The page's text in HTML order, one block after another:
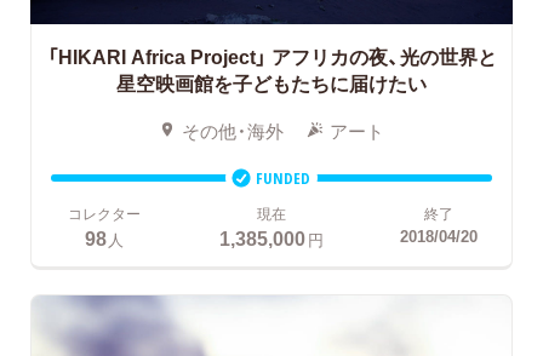
「HIKARI Africa Project」 アフリカの夜、光の世界と
星空映画館を子どもたちに届けたい
その他・海外 アート
FUNDED
コレクター
98人
現在
1,385,000円
終了
2018/04/20